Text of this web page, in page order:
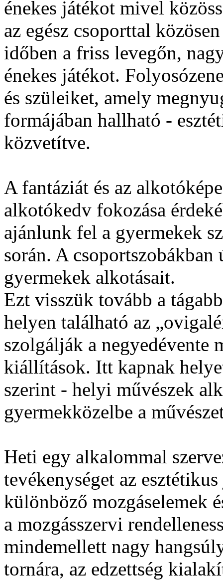
énekes játékot mivel
az egész csoporttal
időben a friss levegőn,
énekes játékot.
és szüleiket, amely
formájában hallható -
közvetítve.
A fantáziát és az
alkotókedv fokozása
ajánlunk fel a gyermekek
során. A
gyermekek alkotásait.
Ezt visszük tovább a
helyen található az
szolgálják a negyedévente
kiállítások. Itt kapnak
szerint - helyi művészek
gyermekközelbe a
Heti egy alkalommal
tevékenységet az
különböző mozgáselemek
a mozgásszervi
mindemellett nagy
tornára, az edzettség